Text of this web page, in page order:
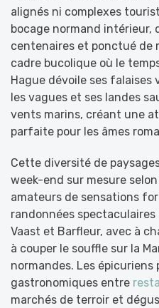
alignés ni complexes
bocage normand intérieur,
centenaires et ponctué de
cadre bucolique où le
Hague dévoile ses
les vagues et ses landes
vents marins, créant une
parfaite pour les âmes
Cette diversité de
week-end sur mesure
amateurs de sensations
randonnées
Vaast et Barfleur, avec à
à couper le souffle sur la
normandes. Les
gastronomiques entre
marchés de terroir et